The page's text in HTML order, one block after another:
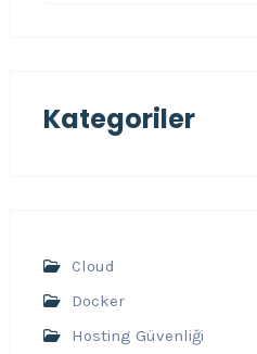
Kategoriler
Cloud
Docker
Hosting Güvenliği